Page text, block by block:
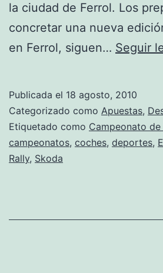
la ciudad de Ferrol. Los
concretar una nueva
en Ferrol, siguen… Seguir
Publicada el 18 agosto, 2010
Categorizado como Apuestas,
Etiquetado como Campeonato de
campeonatos, coches, deportes,
Rally, Skoda